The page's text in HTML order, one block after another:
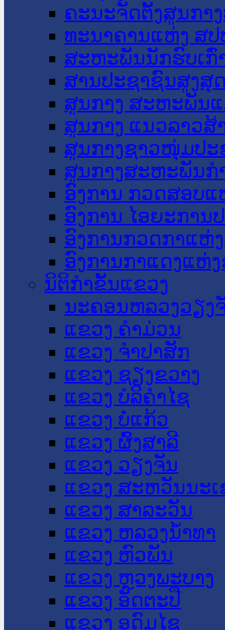
ຄະນະຈັດຕັ້ງສູນກາ
ທະນາຄານແຫ່ງ ສປ
ສະຫະພັນນັກຮົບເກົ່
ສານປະຊາຊົນສູງສຸ
ສູນກາງ ສະຫະພັນ
ສູນກາງ ແນວລາວສ້
ສູນກາງຊາວໜຸ່ມປະ
ສູນກາງສະຫະພັນກ
ອົງການ ກວດສອບແ
ອົງການ ໄອຍະການ
ອົງການກວດກາແຫ່
ອົງການກາແດງແຫ່
ນິຕິກໍາຂັ້ນແຂວງ
ນະ​ຄອນ​ຫລວງວຽງ
ແຂວງ ຄໍາມ່ວນ
ແຂວງ ຈໍາປາສັກ
ແຂວງ ຊຽງຂວາງ
ແຂວງ ບໍລິຄໍາໄຊ
ແຂວງ ບໍ່ແກ້ວ
ແຂວງ ຜົ້ງສາລີ
ແຂວງ ວຽງຈັນ
ແຂວງ ສະຫວັນນະ
ແຂວງ ສາລະວັນ
ແຂວງ ຫລວງນໍ້າທາ
ແຂວງ ຫົວພັນ
ແຂວງ ຫຼວງພະບາງ
ແຂວງ ອັດຕະປື
ແຂວງ ອຸດົມໄຊ